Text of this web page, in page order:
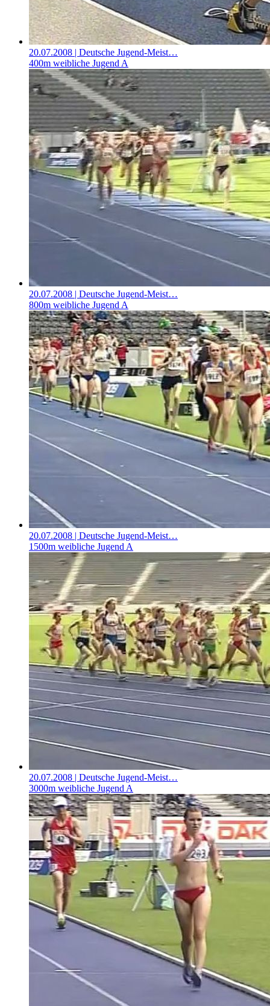
20.07.2008 | Deutsche Jugend-Meist…
400m weibliche Jugend A
20.07.2008 | Deutsche Jugend-Meist…
800m weibliche Jugend A
20.07.2008 | Deutsche Jugend-Meist…
1500m weibliche Jugend A
20.07.2008 | Deutsche Jugend-Meist…
3000m weibliche Jugend A